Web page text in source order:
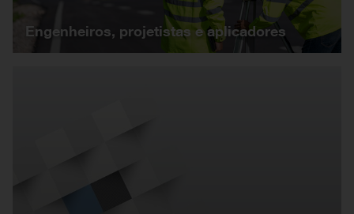
Engenheiros, projetistas e aplicadores